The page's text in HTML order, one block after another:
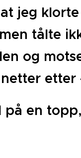
jeg
tålte
og
etter
en